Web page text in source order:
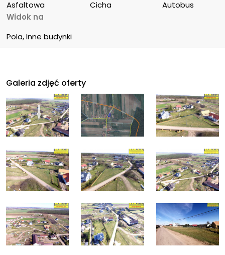
Asfaltowa Cicha
Autobus
Widok na
Pola, Inne budynki
Galeria zdjęć oferty